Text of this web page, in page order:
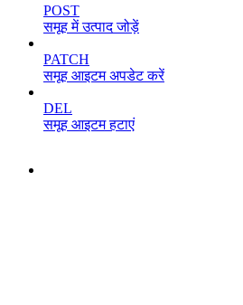
POST
समूह में उत्पाद जोड़ें
PATCH
समूह आइटम अपडेट करें
DEL
समूह आइटम हटाएं